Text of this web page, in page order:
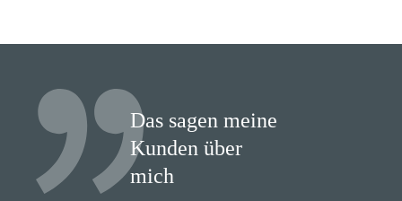
Das sagen meine
Kunden über
mich